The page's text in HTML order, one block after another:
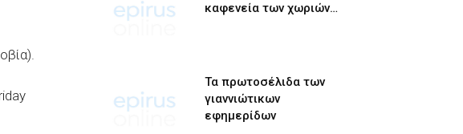
καφενεία των χωριών…
Τα πρωτοσέλιδα των
γιαννιώτικων
εφημερίδων